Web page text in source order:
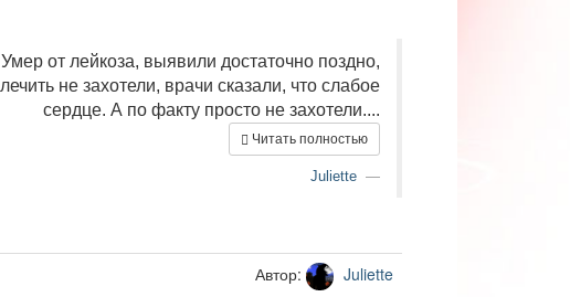
Умер от лейкоза, выявили достаточно поздно,
лечить не захотели, врачи сказали, что слабое
сердце. А по факту просто не захотели....
Читать полностью
Juliette
Автор: Juliette